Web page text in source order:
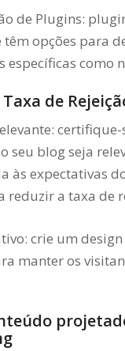
de Plugins:
têm opções para
específicas como
de
certifique-
seu blog seja
às expectativas
reduzir a taxa de
crie um
manter os